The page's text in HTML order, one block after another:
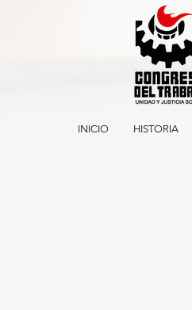
INICIO HISTORIA